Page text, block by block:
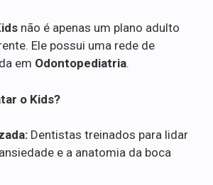
não é apenas um plano adulto
Ele possui uma rede de
em Odontopediatria.
o Kids?
Dentistas treinados para lidar
e a anatomia da boca